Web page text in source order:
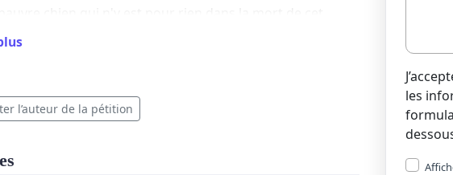
quand le seul souhait est d'en TUER un pauvre
n'est que logique !
l’auteur de la pétition
les